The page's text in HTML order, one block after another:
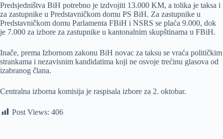
Predsjedništva BiH potrebno je izdvojiti 13.000 KM, a tolika je taksa i
za zastupnike u Predstavničkom domu PS BiH. Za zastupnike u
Predstavničkom domu Parlamenta FBiH i NSRS se plaća 9.000, dok
je 7.000 za izbore za zastupnike u kantonalnim skupštinama u FBiH.
Inače, prema Izbornom zakonu BiH novac za taksu se vraća političkim
strankama i nezavisnim kandidatima koji ne osvoje trećinu glasova od
izabranog člana.
Centralna izborna komisija je raspisala izbore za 2. oktobar.
Post Views: 406